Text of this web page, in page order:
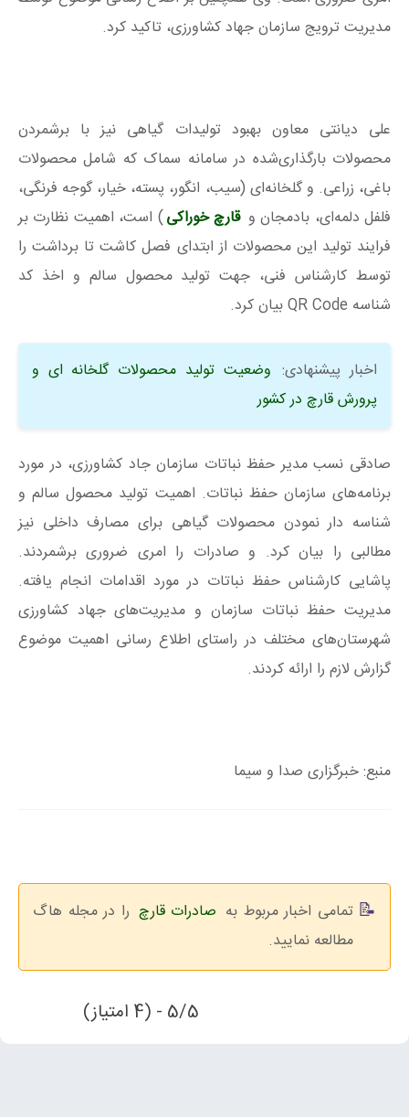
مدیریت ترویج سازمان جهاد کشاورزی، تاکید کرد.
علی دیانتی معاون بهبود تولیدات گیاهی نیز با برشمردن
محصولات بارگذاری‌شده در سامانه سماک که شامل محصولات
باغی، زراعی. و گلخانه‌ای (سیب، انگور، پسته، خیار، گوجه فرنگی،
فلفل دلمه‌ای، بادمجان و قارچ خوراکی) است، اهمیت نظارت بر
فرایند تولید این محصولات از ابتدای فصل کاشت تا برداشت را
توسط کارشناس فنی، جهت تولید محصول سالم و اخذ کد
شناسه QR Code بیان کرد.
اخبار پیشنهادی: وضعیت تولید محصولات گلخانه‌ ای و
پرورش قارچ در کشور
صادقی نسب مدیر حفظ نباتات سازمان جاد کشاورزی، در مورد
برنامه‌های سازمان حفظ نباتات. اهمیت تولید محصول سالم و
شناسه دار نمودن محصولات گیاهی برای مصارف داخلی نیز
مطالبی را بیان کرد. و صادرات را امری ضروری برشمردند.
پاشایی کارشناس حفظ نباتات در مورد اقدامات انجام یافته.
مدیریت حفظ نباتات سازمان و مدیریت‌های جهاد کشاورزی
شهرستان‌های مختلف در راستای اطلاع رسانی اهمیت موضوع
گزارش لازم را ارائه کردند.
منبع: خبرگزاری صدا و سیما
تمامی اخبار مربوط به صادرات قارچ را در مجله هاگ
مطالعه نمایید.
5/5 - (4 امتیاز)